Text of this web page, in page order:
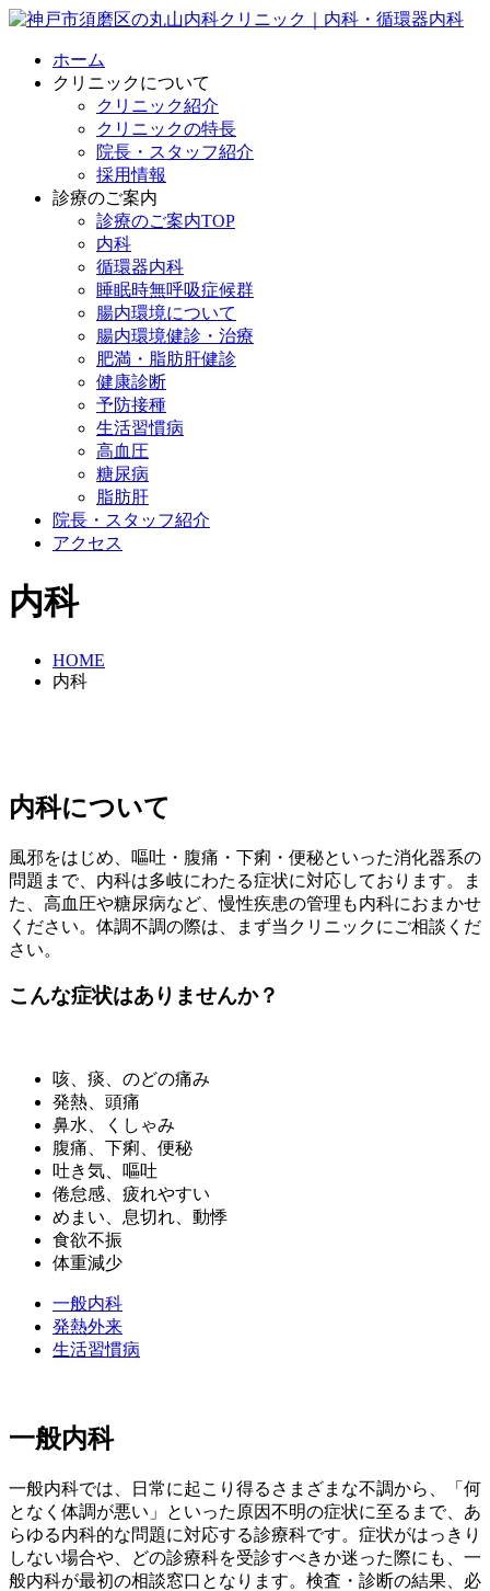
ホーム
クリニックについて
クリニック紹介
クリニックの特長
院長・スタッフ紹介
採用情報
診療のご案内
診療のご案内TOP
内科
循環器内科
睡眠時無呼吸症候群
腸内環境について
腸内環境健診・治療
肥満・脂肪肝健診
健康診断
予防接種
生活習慣病
高血圧
糖尿病
脂肪肝
院長・スタッフ紹介
アクセス
内科
HOME
内科
内科について
風邪をはじめ、嘔吐・腹痛・下痢・便秘といった消化器系の
問題まで、内科は多岐にわたる症状に対応しております。ま
た、高血圧や糖尿病など、慢性疾患の管理も内科におまかせ
ください。体調不調の際は、まず当クリニックにご相談くだ
さい。
こんな症状はありませんか？
咳、痰、のどの痛み
発熱、頭痛
鼻水、くしゃみ
腹痛、下痢、便秘
吐き気、嘔吐
倦怠感、疲れやすい
めまい、息切れ、動悸
食欲不振
体重減少
一般内科
発熱外来
生活習慣病
一般内科
一般内科では、日常に起こり得るさまざまな不調から、「何
となく体調が悪い」といった原因不明の症状に至るまで、あ
らゆる内科的な問題に対応する診療科です。症状がはっきり
しない場合や、どの診療科を受診すべきか迷った際にも、一
般内科が最初の相談窓口となります。検査・診断の結果、必